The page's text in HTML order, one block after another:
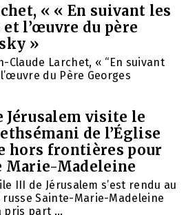
« « En suivant les
et l’œuvre du père
»
Claude Larchet, « “En suivant
du Père Georges
Jérusalem visite le
de l’Église
hors frontières pour
Marie-Madeleine
III de Jérusalem s’est rendu au
Sainte-Marie-Madeleine
pris part ...